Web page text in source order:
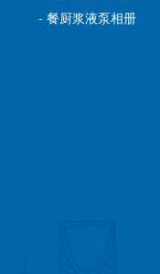
- 餐厨浆液泵相册